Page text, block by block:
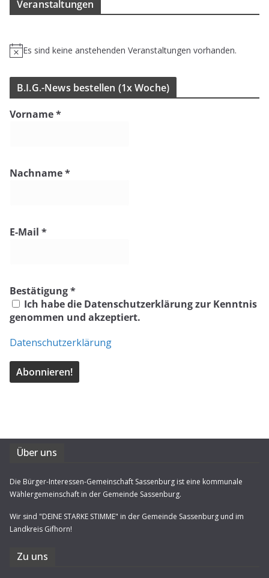
Ver­an­stal­tun­gen
H
e
Es sind keine anstehenden Veranstaltungen vorhanden.
B.I.G.-News bestel­len (1x Woche)
Vorname*
Nachname*
E-Mail *
Bestätigung*
Ich habe die Datenschutzerklärung zur Kenntnis
genommen und akzeptiert.
Datenschutzerklärung
Über uns
Die Bürger-Interessen-Gemeinschaft Sassenburg ist eine kommunale
Wählergemeinschaft in der Gemeinde Sassenburg.
Wir sind "DEINE STARKE STIMME" in der Gemeinde Sassenburg und im
Landkreis Gifhorn!
Zu uns